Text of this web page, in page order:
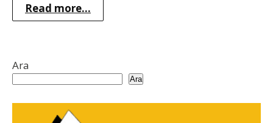
Read more...
Ara
Ara